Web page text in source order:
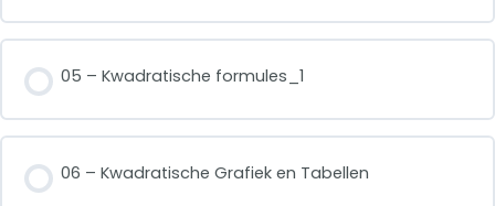
05 – Kwadratische formules_1
06 – Kwadratische Grafiek en Tabellen